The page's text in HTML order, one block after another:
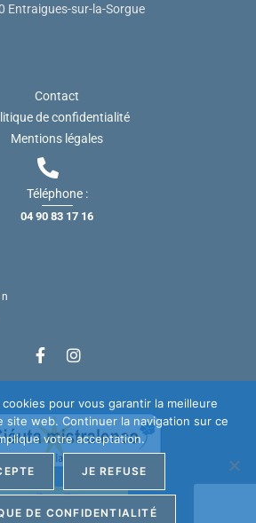
Entraigues-sur-la-Sorgue
Contact
de confidentialité
Mentions légales
Téléphone :
04 90 83 17 16
pour vous garantir la meilleure
site web. Continuer la navigation sur ce
votre acceptation.
JE REFUSE
DE CONFIDENTIALITÉ